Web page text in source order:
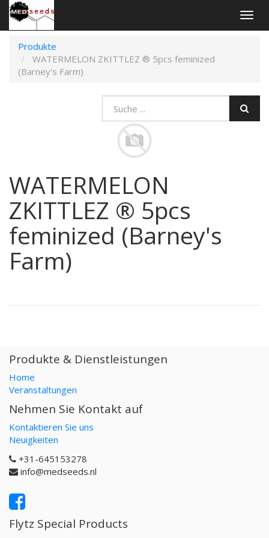
An-
und
Produkte
WATERMELON ZKITTLEZ ® 5pcs feminized
(Barney's Farm)
WATERMELON
ZKITTLEZ ® 5pcs
feminized (Barney's
Farm)
Produkte & Dienstleistungen
Home
Veranstaltungen
Nehmen Sie Kontakt auf
Kontaktieren Sie uns
Neuigkeiten
+31-645153278
info@medseeds.nl
Flytz Special Products